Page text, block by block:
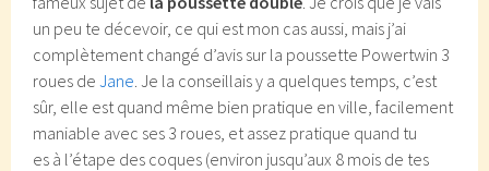
un peu te décevoir, ce qui est mon cas aussi, mais j’ai
complètement changé d’avis sur la poussette Powertwin 3
roues deJane. Je la conseillais y a quelques temps, c’est
sûr, elle est quand même bien pratique en ville, facilement
maniable avec ses 3 roues, et assez pratique quand tu
es à l’étape des coques (environ jusqu’aux 8 mois de tes